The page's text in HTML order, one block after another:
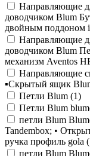
Направляющие
доводчиком Blum
двойным поддоном
Направляющие
доводчиком Blum
механизм Aventos
Направляющие
▪️Скрытый ящик
Петли Blum (1)
Петли Blum
петли Blum
Tandembox; •
ручка профиль gola (
петли Blum